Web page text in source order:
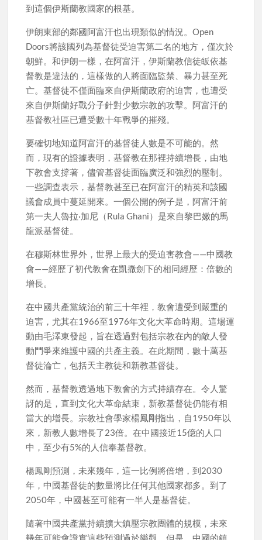
到這個伊斯蘭教國家的根基。
伊朗東部的鄰國阿富汗也出現類似的情況。Open
Doors將該國列為基督徒受迫害第二名的地方，僅次於
朝鮮。和伊朗一樣，在阿富汗，伊斯蘭教信徒皈依基
督教是違法的，這樣做的人將面臨監禁、暴力甚至死
亡。基督徒不僅面臨來自伊斯蘭政府的迫害，也遭受
來自伊斯蘭好戰分子針對少數宗教的攻擊。阿富汗的
基督教社區已遭受數十年戰爭的摧殘。
要確切地知道阿富汗的基督徒人數是不可能的。然
而，現有的證據表明，基督教在那裡持續增長，由地
下教會支撐著，儘管基督徒面臨廣泛和強烈的壓制。
一些調查表示，基督教甚至已在阿富汗的精英和該國
議會成員中蔓延開來。一個公開的例子是，阿富汗前
第一夫人魯拉·加尼（Rula Ghani）是來自黎巴嫩的馬
龍派基督徒。
在穆斯林世界外，世界上最大的受迫害教會——中國教
會——經歷了初代教會在凱撒劍下的相同經歷：倍數的
增長。
在中國共產黨統治的前三十年裡，教會遭受到嚴重的
迫害，尤其在1966至1976年文化大革命時期。這場運
動由毛澤東發起，旨在透過對包括宗教在內的敵人發
動鬥爭來維護中國的共產主義。在此期間，數十萬基
督徒淪亡，包括天主教徒和新教基督徒。
然而，基督教透過地下教會的方式持續存在。令人驚
訝的是，直到文化大革命結束，新教基督徒仍能有相
當大的增長。宗教社會學家楊鳳剛指出，自1950年以
來，新教人數增長了23倍。在中國接近15億的人口
中，至少有5%的人信奉基督教。
楊鳳剛預測，未來幾年，這一比例將倍增，到2030
年，中國基督徒的數量將比任何其他國家都多。到了
2050年，中國甚至可能有一半人是基督徒。
隨著中國共產黨持續擴大鎮壓宗教團體的規模，未來